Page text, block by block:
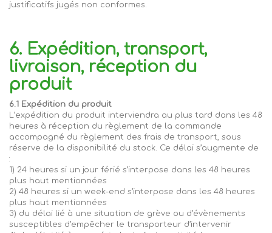
justificatifs jugés non conformes.
6. Expédition, transport,
livraison, réception du
produit
6.1 Expédition du produit
L’expédition du produit interviendra au plus tard dans les 48
heures à réception du règlement de la commande
accompagné du règlement des frais de transport, sous
réserve de la disponibilité du stock. Ce délai s’augmente de
:
1) 24 heures si un jour férié s’interpose dans les 48 heures
plus haut mentionnées
2) 48 heures si un week-end s’interpose dans les 48 heures
plus haut mentionnées
3) du délai lié à une situation de grève ou d’évènements
susceptibles d’empêcher le transporteur d’intervenir